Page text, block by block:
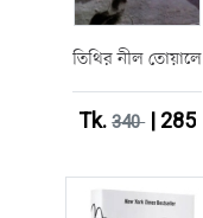
তিথির নীল তোয়ালে
Tk.340| 285